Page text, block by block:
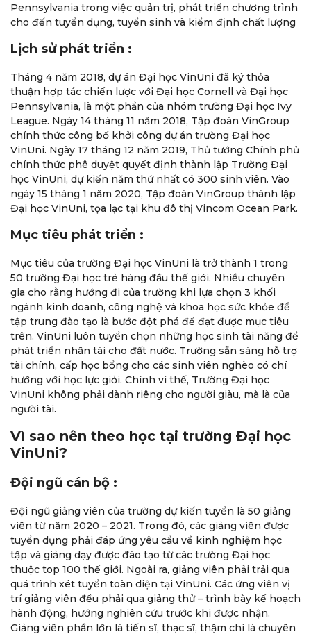
Pennsylvania trong việc quản trị, phát triển chương trình
cho đến tuyển dụng, tuyển sinh và kiểm định chất lượng
Lịch sử phát triển :
Tháng 4 năm 2018, dự án Đại học VinUni đã ký thỏa
thuận hợp tác chiến lược với Đại học Cornell và Đại học
Pennsylvania, là một phần của nhóm trường Đại học Ivy
League. Ngày 14 tháng 11 năm 2018, Tập đoàn VinGroup
chính thức công bố khởi công dự án trường Đại học
VinUni. Ngày 17 tháng 12 năm 2019, Thủ tướng Chính phủ
chính thức phê duyệt quyết định thành lập Trường Đại
học VinUni, dự kiến ​​năm thứ nhất có 300 sinh viên. Vào
ngày 15 tháng 1 năm 2020, Tập đoàn VinGroup thành lập
Đại học VinUni, tọa lạc tại khu đô thị Vincom Ocean Park.
Mục tiêu phát triển :
Mục tiêu của trường Đại học VinUni là trở thành 1 trong
50 trường Đại học trẻ hàng đầu thế giới. Nhiều chuyên
gia cho rằng hướng đi của trường khi lựa chọn 3 khối
ngành kinh doanh, công nghệ và khoa học sức khỏe để
tập trung đào tạo là bước đột phá để đạt được mục tiêu
trên. VinUni luôn tuyển chọn những học sinh tài năng để
phát triển nhân tài cho đất nước. Trường sẵn sàng hỗ trợ
tài chính, cấp học bổng cho các sinh viên nghèo có chí
hướng với học lực giỏi. Chính vì thế, Trường Đại học
VinUni không phải dành riêng cho người giàu, mà là của
người tài.
Vì sao nên theo học tại trường Đại học
VinUni?
Đội ngũ cán bộ :
Đội ngũ giảng viên của trường dự kiến tuyển là 50 giảng
viên từ năm 2020 – 2021. Trong đó, các giảng viên được
tuyển dụng phải đáp ứng yêu cầu về kinh nghiệm học
tập và giảng dạy được đào tạo từ các trường Đại học
thuộc top 100 thế giới. Ngoài ra, giảng viên phải trải qua
quá trình xét tuyển toàn diện tại VinUni. Các ứng viên vị
trí giảng viên đều phải qua giảng thử – trình bày kế hoạch
hành động, hướng nghiên cứu trước khi được nhận.
Giảng viên phần lớn là tiến sĩ, thạc sĩ, thậm chí là chuyên